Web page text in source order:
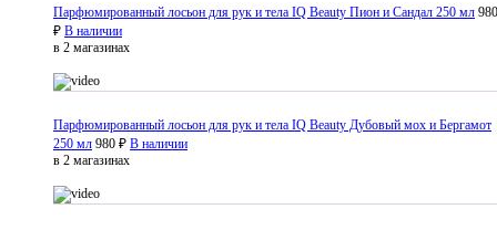
Парфюмированный лосьон для рук и тела IQ Beauty Пион и Сандал 250 мл 980
₽ В наличии
в 2 магазинах
Парфюмированный лосьон для рук и тела IQ Beauty Дубовый мох и Бергамот
250 мл 980 ₽ В наличии
в 2 магазинах